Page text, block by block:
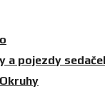
a pojezdy
Okruhy